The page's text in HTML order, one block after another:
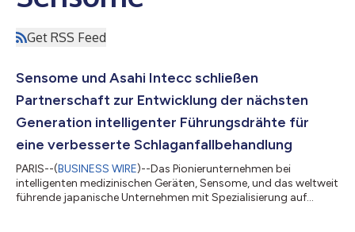
Get RSS Feed
Sensome und Asahi Intecc schließen
Partnerschaft zur Entwicklung der nächsten
Generation intelligenter Führungsdrähte für
eine verbesserte Schlaganfallbehandlung
PARIS--(BUSINESS WIRE)--Das Pionierunternehmen bei
intelligenten medizinischen Geräten, Sensome, und das weltweit
führende japanische Unternehmen mit Spezialisierung auf